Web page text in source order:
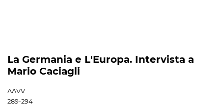
La Germania e L'Europa. Intervista a
Mario Caciagli
AAVV
289-294